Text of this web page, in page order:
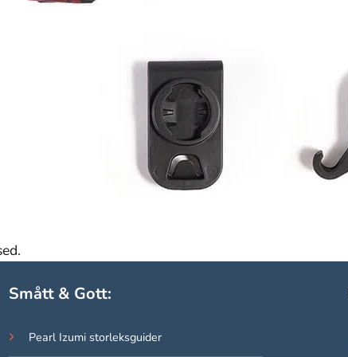
Smått & Gott:
Pearl Izumi storleksguider